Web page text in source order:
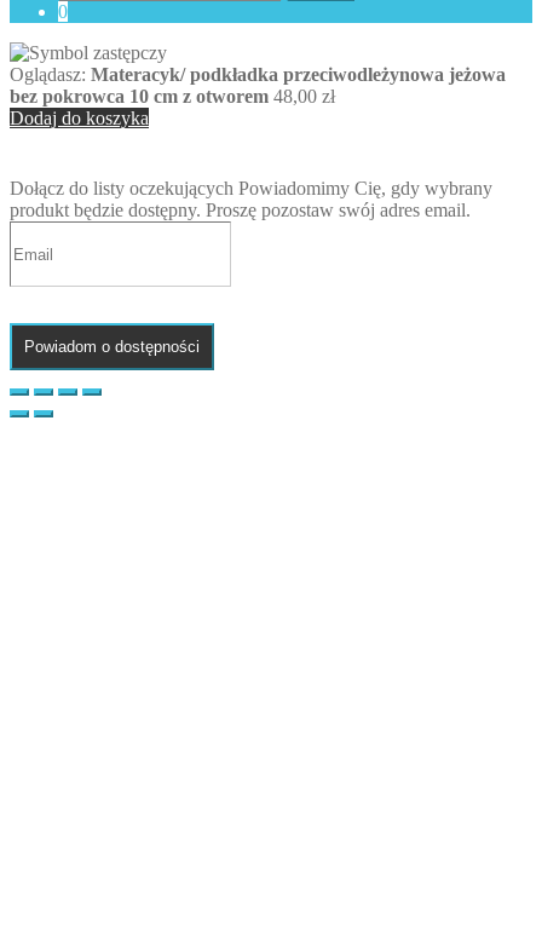
0
Oglądasz: Materacyk/ podkładka przeciwodleżynowa jeżowa
bez pokrowca 10 cm z otworem 48,00 zł
Dodaj do koszyka
Dołącz do listy oczekujących Powiadomimy Cię, gdy wybrany
produkt będzie dostępny. Proszę pozostaw swój adres email.
Powiadom o dostępności